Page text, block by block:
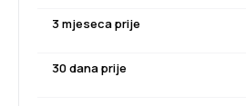
3 mjeseca prije
30 dana prije